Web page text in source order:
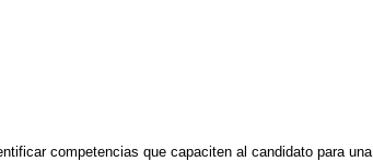
competencias que capaciten al candidato para una